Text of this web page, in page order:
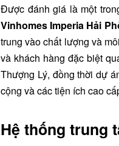
Được đánh giá là một
Vinhomes Imperia Hải
trung vào chất lượng và
và khách hàng đặc biệt
Thượng Lý, đồng thời dự
cộng và các tiện ích cao
Hệ thống trung